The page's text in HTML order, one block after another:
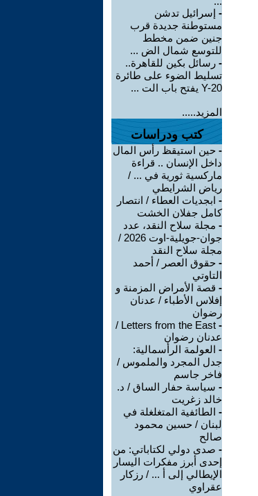
- إسرائيل تدشن
مستوطنة جديدة قرب
جنين ضمن مخطط
للتوسع شمال الض ...
- رسائل بكين للقاهرة..
تسليط الضوء على طائرة
Y-20 يفتح باب الت ...
المزيد.....
كتب ودراسات
- حين استيقظ رأس المال
داخل الإنسان .. قراءة
ماركسية ثورية في ... /
رياض الشرايطي
- ابجديات العطاء / انتصار
كامل جفلان الخشت
- مجلة سلاح النقد، عدد
جوان-جويلية-اوت 2026 /
مجلة سلاح النقد
- حقوق العصر / أحمد
التاوتي
- قصة الأمراض المزمنة و
إفلاس الأطباء / عدنان
رضوان
-
Letters from the East /
عدنان رضوان
- العولمة الرأسمالية:
جدل المجرد والملموس /
فاخر جاسم
- سياسة حفار الساق / د.
خالد زغريت
- الطائفية المتغلغلة في
لبنان / حسين محمود
صالح
- صدى دولي لكتاباتي: من
إحدى أبرز مفكرات اليسار
الإيطالي إلى أ ... / رزكار
عقراوي